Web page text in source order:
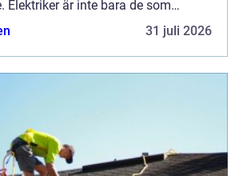
Elektriker är inte bara de som
de är nyckeln ...
31 juli 2026